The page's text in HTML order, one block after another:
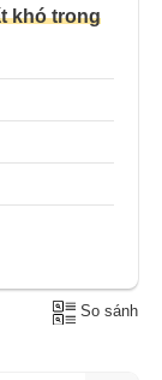
khó trong
So sánh